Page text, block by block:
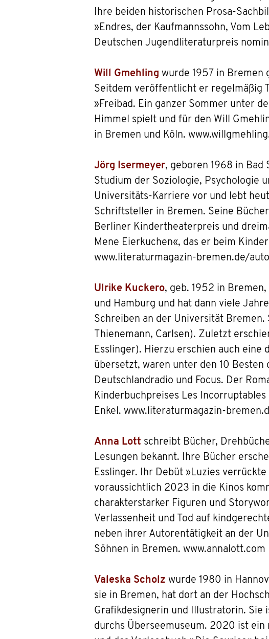
Ihre beiden historischen Prosa-
»Endres, der Kaufmannssohn, Vom
Deutschen Jugendliteraturpreis
Will Gmehling wurde 1957 in Bremen
Seitdem veröffentlicht er regelmäßig
»Freibad. Ein ganzer Sommer unter
Himmel spielt und für den Will
in Bremen und Köln.
Jörg Isermeyer, geboren 1968 in Bad
Studium der Soziologie, Psychologie
Universitäts-Karriere vor und lebt
Schriftsteller in Bremen. Seine
Berliner Kindertheaterpreis und
Mene Eierkuchen«, das er beim
www.literaturmagazin-bremen.de/
Ulrike Kuckero, geb. 1952 in
und Hamburg und hat dann viele
Schreiben an der Universität
Thienemann, Carlsen). Zuletzt
Esslinger). Hierzu erschien auch
übersetzt, waren unter den 10
Deutschlandradio und Focus. Der
Kinderbuchpreises Les
Enkel. www.literaturmagazin-
Anna Lott schreibt Bücher,
Lesungen bekannt. Ihre Bücher
Esslinger. Ihr Debüt »Luzies
voraussichtlich 2023 in die Kinos
charakterstarker Figuren und
Verlassenheit und Tod auf
neben ihrer Autorentätigkeit an der
Söhnen in Bremen. www.annalott.com
Valeska Scholz wurde 1980 in
sie in Bremen, hat dort an der
Grafikdesignerin und Illustratorin. Sie
durchs Überseemuseum. 2020 ist ein